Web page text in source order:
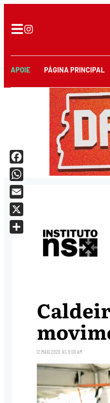
APOIE PÁGINA PRINCIPAL
12.MAIO.2026 ÀS 8:00 AM
Facebook
WhatsApp
Email
X